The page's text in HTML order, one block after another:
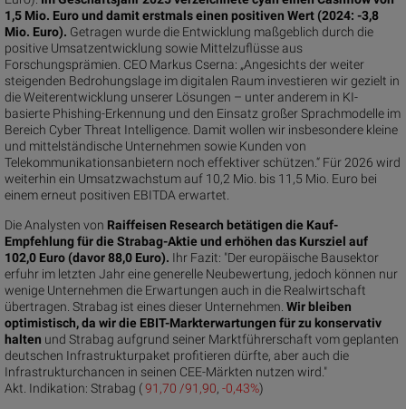
1,5 Mio. Euro und damit erstmals einen positiven Wert (2024: -3,8
Mio. Euro). Getragen wurde die Entwicklung maßgeblich durch die
positive Umsatzentwicklung sowie Mittelzuflüsse aus
Forschungsprämien. CEO Markus Cserna: „Angesichts der weiter
steigenden Bedrohungslage im digitalen Raum investieren wir gezielt in
die Weiterentwicklung unserer Lösungen – unter anderem in KI-
basierte Phishing-Erkennung und den Einsatz großer Sprachmodelle im
Bereich Cyber Threat Intelligence. Damit wollen wir insbesondere kleine
und mittelständische Unternehmen sowie Kunden von
Telekommunikationsanbietern noch effektiver schützen.“ Für 2026 wird
weiterhin ein Umsatzwachstum auf 10,2 Mio. bis 11,5 Mio. Euro bei
einem erneut positiven EBITDA erwartet.
Die Analysten von Raiffeisen Research betätigen die Kauf-
Empfehlung für die Strabag-Aktie und erhöhen das Kursziel auf
102,0 Euro (davor 88,0 Euro). Ihr Fazit: "Der europäische Bausektor
erfuhr im letzten Jahr eine generelle Neubewertung, jedoch können nur
wenige Unternehmen die Erwartungen auch in die Realwirtschaft
übertragen. Strabag ist eines dieser Unternehmen. Wir bleiben
optimistisch, da wir die EBIT-Markterwartungen für zu konservativ
halten und Strabag aufgrund seiner Marktführerschaft vom geplanten
deutschen Infrastrukturpaket profitieren dürfte, aber auch die
Infrastrukturchancen in seinen CEE-Märkten nutzen wird."
Strabag (
Akt. Indikation: 91,70 /91,90, -0,43%)